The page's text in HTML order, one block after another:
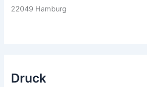
22049 Hamburg
Druck